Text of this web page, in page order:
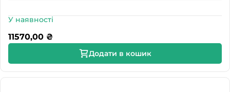
У наявності
11570,00 ₴
Додати в кошик